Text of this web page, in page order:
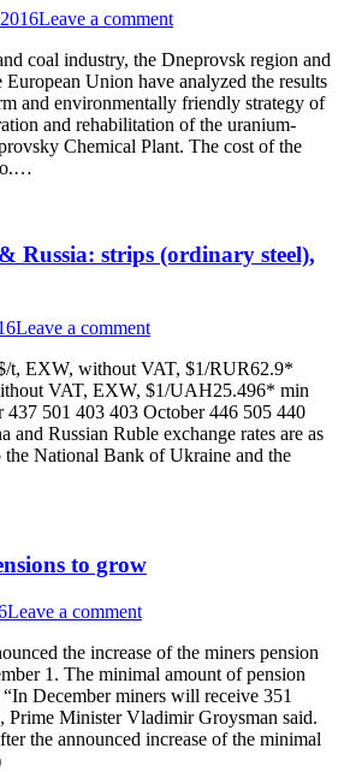
Leave a comment
coal industry, the Dneprovsk region and
European Union have analyzed the results
and environmentally friendly strategy of
and rehabilitation of the uranium-
Chemical Plant. The cost of the
Russia: strips (ordinary steel),
Leave a comment
t, EXW, without VAT, $1/RUR62.9*
VAT, EXW, $1/UAH25.496* min
437 501 403 403 October 446 505 440
Russian Ruble exchange rates are as
National Bank of Ukraine and the
to grow
Leave a comment
the increase of the miners pension
1. The minimal amount of pension
December miners will receive 351
Prime Minister Vladimir Groysman said.
the announced increase of the minimal